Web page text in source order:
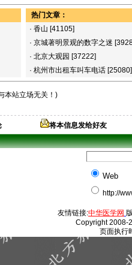
热门文章：
· 香山 [41105]
· 京城著明景观的数字之迷
· 北京大观园 [37222]
· 杭州市出租车叫车电话 [25080]
本站立场无关！)
将本信息发给好友
Web
http://
友情链接:中华医学网
Copyright 2008-
页面执行